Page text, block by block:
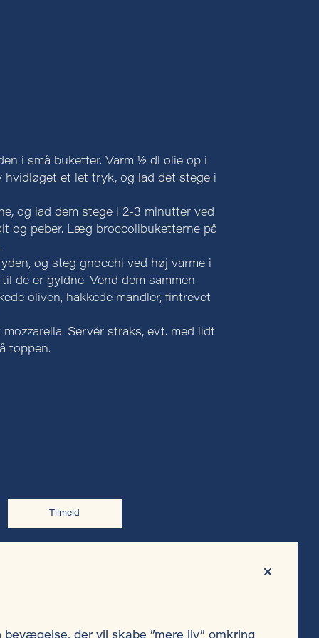
i små buketter. Varm ½ dl olie op i
hvidløget et let tryk, og lad det stege i
og lad dem stege i 2-3 minutter ved
og peber. Læg broccolibuketterne på
og steg gnocchi ved høj varme i
de er gyldne. Vend dem sammen
oliven, hakkede mandler, fintrevet
mozzarella. Servér straks, evt. med lidt
toppen.
Tilmeld
Privatlivspolitik